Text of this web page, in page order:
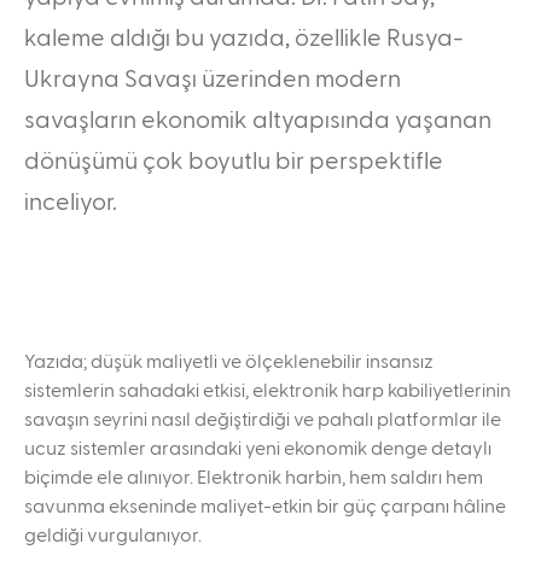
kaleme aldığı bu yazıda, özellikle Rusya-
Ukrayna Savaşı üzerinden modern
savaşların ekonomik altyapısında yaşanan
dönüşümü çok boyutlu bir perspektifle
inceliyor.
Yazıda; düşük maliyetli ve ölçeklenebilir insansız
sistemlerin sahadaki etkisi, elektronik harp kabiliyetlerinin
savaşın seyrini nasıl değiştirdiği ve pahalı platformlar ile
ucuz sistemler arasındaki yeni ekonomik denge detaylı
biçimde ele alınıyor. Elektronik harbin, hem saldırı hem
savunma ekseninde maliyet-etkin bir güç çarpanı hâline
geldiği vurgulanıyor.